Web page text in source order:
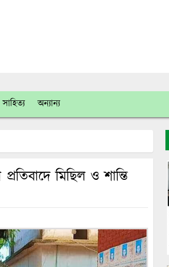
সাহিত্য অন্যান্য
মিছিল ও শান্তি